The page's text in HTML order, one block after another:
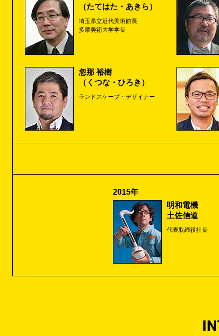
（たてはた・あきら）
埼玉県立近代美術館長
多摩美術大学学長
忽那 裕樹
（くつな・ひろき）
ランドスケープ・デザイナー
2015年
明和電機
土佐信道
代表取締役社長